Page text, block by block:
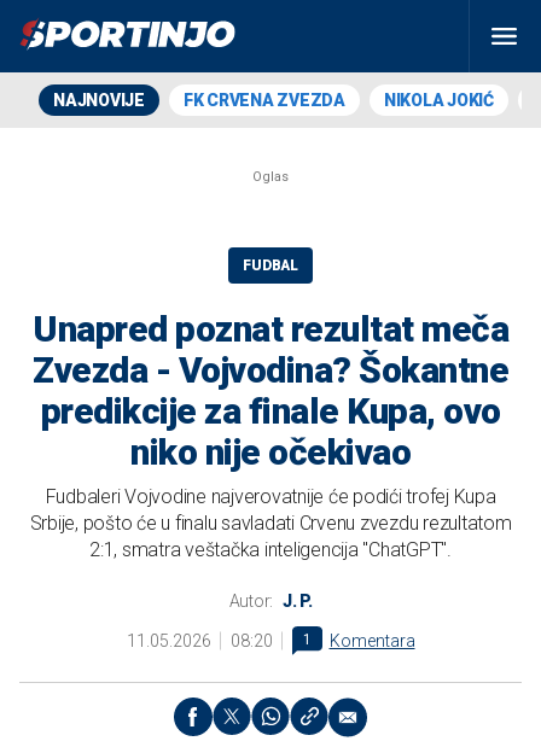
NAJNOVIJE FK CRVENA ZVEZDA NIKOLA JOKIĆ
FUDBAL
Unapred poznat rezultat meča
Zvezda - Vojvodina? Šokantne
predikcije za finale Kupa, ovo
niko nije očekivao
Fudbaleri Vojvodine najverovatnije će podići trofej Kupa
Srbije, pošto će u finalu savladati Crvenu zvezdu rezultatom
2:1, smatra veštačka inteligencija "ChatGPT".
Autor: J. P.
11.05.2026 08:20 1 Komentara